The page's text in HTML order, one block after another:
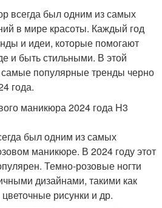
всегда был одним из самых
в мире красоты. Каждый год
и идеи, которые помогают
и быть стильными. В этой
популярные тренды черно
года.
маникюра 2024 года H3
был одним из самых
маникюре. В 2024 году этот
Темно-розовые ногти
дизайнами, такими как
рисунки и др.